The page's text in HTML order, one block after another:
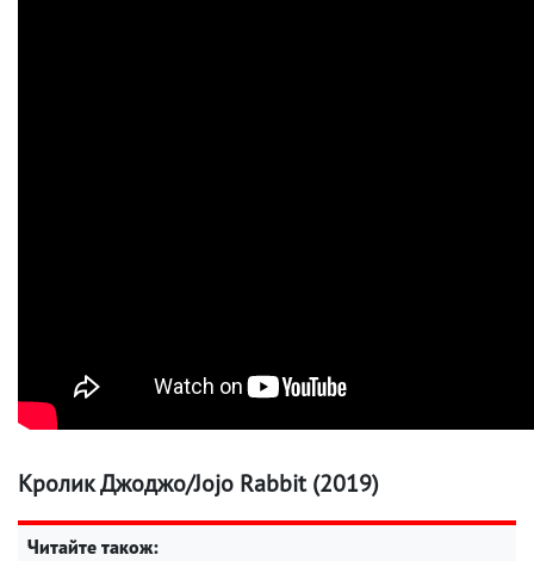
Кролик Джоджо/Jojo Rabbit (2019)
Читайте також: